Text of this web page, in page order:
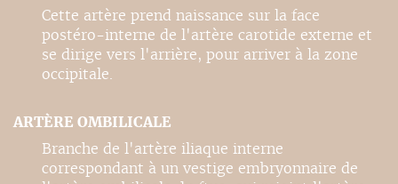
Cette artère prend naissance sur la face
postéro-interne de l'artère carotide externe et
se dirige vers l'arrière, pour arriver à la zone
occipitale.
ARTÈRE OMBILICALE
Branche de l'artère iliaque interne
correspondant à un vestige embryonnaire de